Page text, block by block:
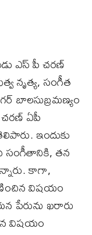
ఎస్‌ పీ చరణ్‌
నృత్య, సంగీత
బాలసుబ్రమణ్యం
ఏపీ
ఇందుకు
సంగీతానికి, తన
కాగా,
విషయం
పేరును ఖరారు
విషయం